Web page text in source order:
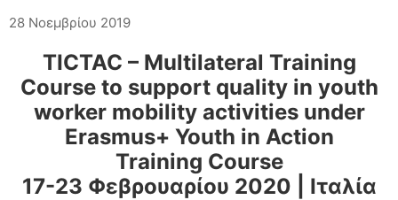
28 Νοεμβρίου 2019
TICTAC – Multilateral Training
Course to support quality in youth
worker mobility activities under
Erasmus+ Youth in Action
Training Course
17-23 Φεβρουαρίου 2020 | Ιταλία